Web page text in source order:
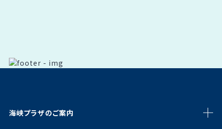
海峡プラザのご案内